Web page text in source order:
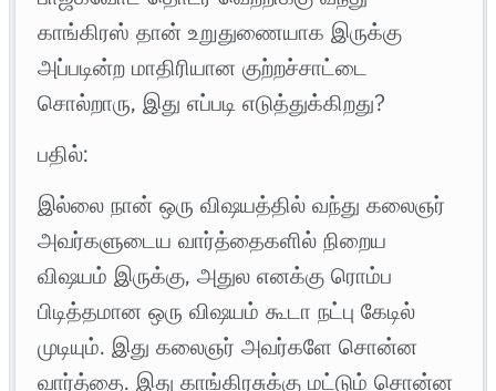
காங்கிரஸ் தான் உறுதுணையாக இருக்கு
அப்படின்ற மாதிரியான குற்றச்சாட்டை
சொல்றாரு, இது எப்படி எடுத்துக்கிறது?
பதில்:
​இல்லை நான் ஒரு விஷயத்தில் வந்து கலைஞர்
அவர்களுடைய வார்த்தைகளில் நிறைய
விஷயம் இருக்கு, அதுல எனக்கு ரொம்ப
பிடித்தமான ஒரு விஷயம் கூடா நட்பு கேடில்
முடியும். இது கலைஞர் அவர்களே சொன்ன
வார்த்தை. இது காங்கிரசுக்கு மட்டும் சொன்ன